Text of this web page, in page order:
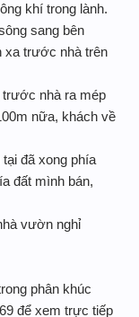
khí trong lành.
sang bên
xa trước nhà trên
nhà ra mép
nữa, khách về
đã xong phía
đất mình bán,
vườn nghỉ
phân khúc
để xem trực tiếp